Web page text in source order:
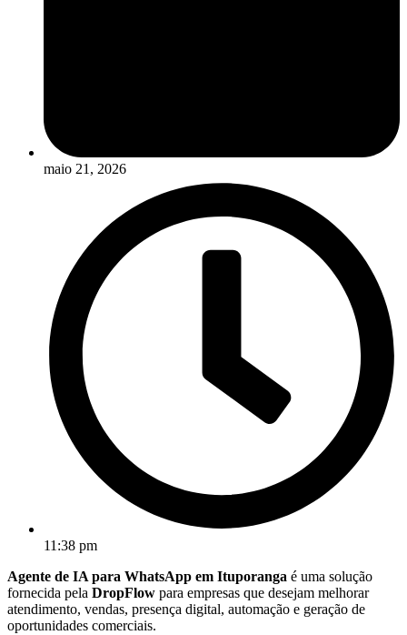
maio 21, 2026
11:38 pm
Agente de IA para WhatsApp em Ituporanga é uma solução
fornecida pela DropFlow para empresas que desejam melhorar
atendimento, vendas, presença digital, automação e geração de
oportunidades comerciais.